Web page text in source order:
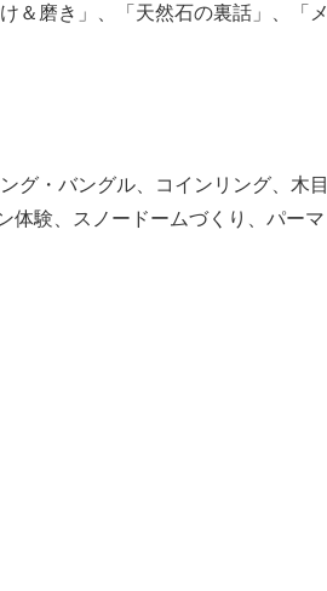
＆磨き」、「天然石の裏話」、「メ
グ・バングル、コインリング、木目
体験、スノードームづくり、パーマ